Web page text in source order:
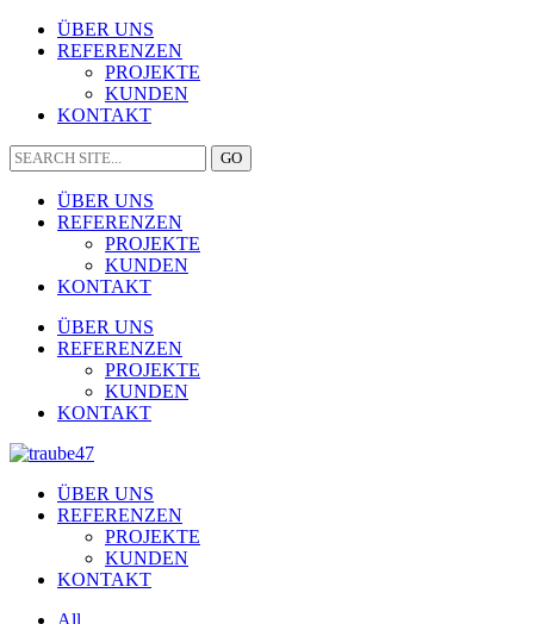
ÜBER UNS
REFERENZEN
PROJEKTE
KUNDEN
KONTAKT
ÜBER UNS
REFERENZEN
PROJEKTE
KUNDEN
KONTAKT
ÜBER UNS
REFERENZEN
PROJEKTE
KUNDEN
KONTAKT
ÜBER UNS
REFERENZEN
PROJEKTE
KUNDEN
KONTAKT
All